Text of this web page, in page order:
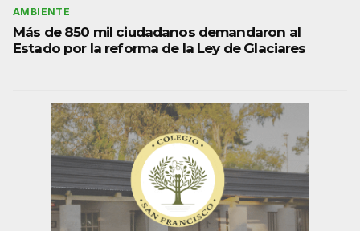
AMBIENTE
Más de 850 mil ciudadanos demandaron al
Estado por la reforma de la Ley de Glaciares